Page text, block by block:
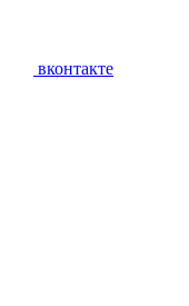
вконтакте